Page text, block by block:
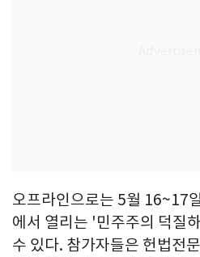
오프라인으로는 5월 16~17
에서 열리는 '민주주의 덕질
수 있다. 참가자들은 헌법전